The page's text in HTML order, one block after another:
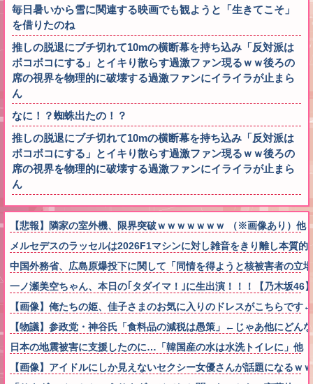
毎日暑いから雪に関連する映画でも観ようと「生きてこそ」
を借りたのね
推しの脱退にブチ切れて10mの横断幕を持ち込み「反対派は
ボコボコにする」とイキり散らす過激ファン現るｗｗ後ろの
席の視界を物理的に破壊する過激ファンにイライラが止まら
ん
なに！？蜘蛛出たの！？
推しの脱退にブチ切れて10mの横断幕を持ち込み「反対派は
ボコボコにする」とイキり散らす過激ファン現るｗｗ後ろの
席の視界を物理的に破壊する過激ファンにイライラが止まら
ん
【悲報】隣家の室外機、限界突破ｗｗｗｗｗｗｗ （※画像あり）他
メルセデスのラッセルは2026F1マシンに対し雑音をきり離し本質
中国外務省、広島原爆投下に関して「同情を得ようと核被害者の立
一ノ瀬美空ちゃん、本日の｢タダイマ！｣に生出演！！！【乃木坂46
【画像】俺たちの姫、佳子さまのお気に入りのドレスがこちらで
【物議】参政党・神谷氏「食料品の減税は愚策」←じゃあ他にどん
日本の地震被害に支援したのに…「韓国産の水は水洗トイレに」他
【画像】アイドルにしか見えないセクシー女優さんが話題になるｗ